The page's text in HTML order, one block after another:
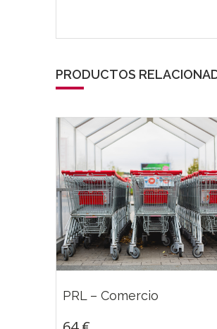
PRODUCTOS
PRL – Comercio
64